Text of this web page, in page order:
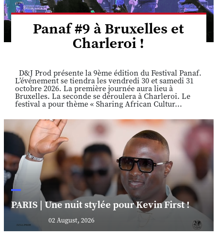
Panaf #9 à Bruxelles et
Charleroi !
D&J Prod présente la 9ème édition du Festival Panaf.
L’événement se tiendra les vendredi 30 et samedi 31
octobre 2026. La première journée aura lieu à
Bruxelles. La seconde se déroulera à Charleroi. Le
festival a pour thème « Sharing African Cultur...
PARIS | Une nuit stylée pour Kevin First !
02 August, 2026